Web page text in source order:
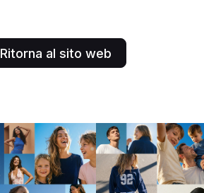
Ritorna al sito web